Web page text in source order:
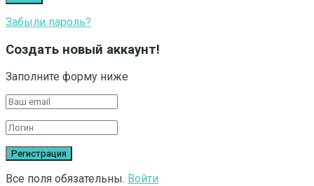
Забыли пароль?
Создать новый аккаунт!
Заполните форму ниже
Все поля обязательны. Войти